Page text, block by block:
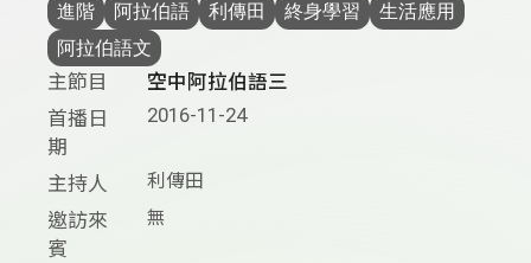
進階 阿拉伯語 利傳田 終身學習
生活應用
阿拉伯語文
主節目
空中阿拉伯語三
首播日
期
2016-11-24
主持人 利傳田
邀訪來
賓
無